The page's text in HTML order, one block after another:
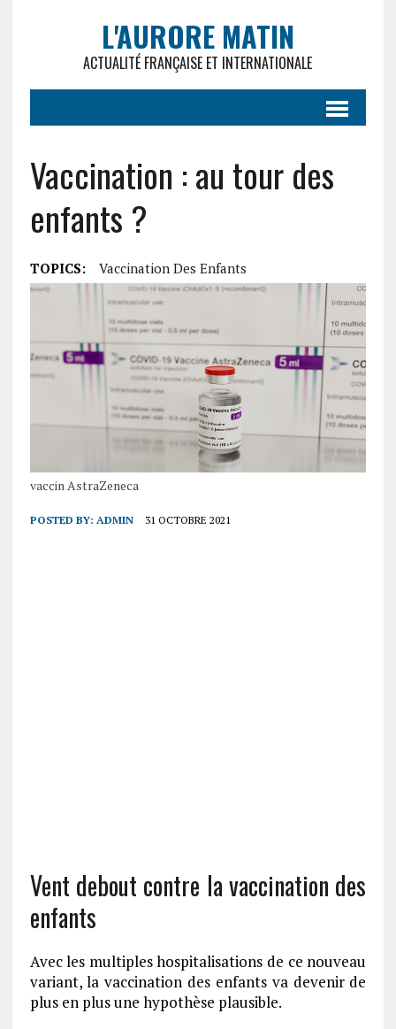
L'AURORE MATIN
ACTUALITÉ FRANÇAISE ET INTERNATIONALE
Vaccination : au tour des
enfants ?
TOPICS: Vaccination Des Enfants
vaccin AstraZeneca
POSTED BY: ADMIN 31 OCTOBRE 2021
Vent debout contre la vaccination des
enfants
Avec les multiples hospitalisations de ce nouveau
variant, la vaccination des enfants va devenir de
plus en plus une hypothèse plausible.